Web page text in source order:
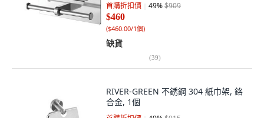
首購折扣價 49%$909
$460
($460.00/1個)
缺貨
(39)
RIVER-GREEN 不銹鋼 304 紙巾架, 鉻
合金, 1個